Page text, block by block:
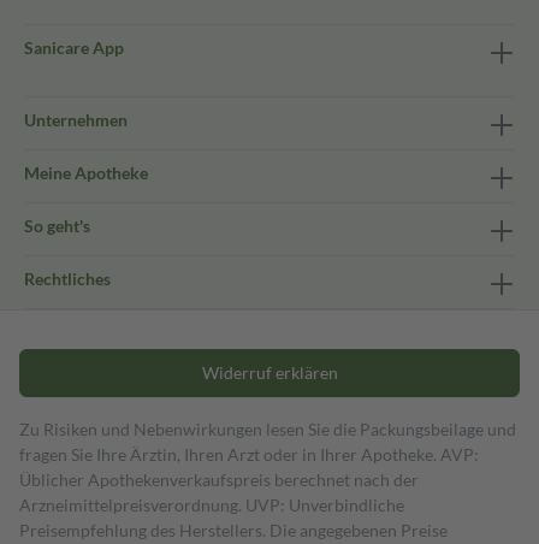
Sanicare App
Unternehmen
Meine Apotheke
So geht's
Rechtliches
Widerruf erklären
Zu Risiken und Nebenwirkungen lesen Sie die Packungsbeilage und
fragen Sie Ihre Ärztin, Ihren Arzt oder in Ihrer Apotheke. AVP:
Üblicher Apothekenverkaufspreis berechnet nach der
Arzneimittelpreisverordnung. UVP: Unverbindliche
Preisempfehlung des Herstellers. Die angegebenen Preise